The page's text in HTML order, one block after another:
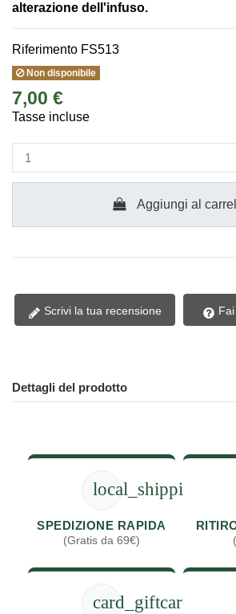
alterazione dell'infuso.
Riferimento FS513
Non disponibile
7,00 €
Tasse incluse
Aggiungi al
Scrivi la tua recensione
Dettagli del prodotto
local_shipping
SPEDIZIONE RAPIDA
(Gratis da 69€)
card_giftcard